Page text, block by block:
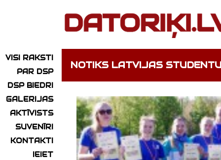
VISI RAKSTI
PAR DSP
DSP BIEDRI
GALERIJAS
AKTĪVISTS
SUVENĪRI
KONTAKTI
IEIET
NOTIKS LATVIJAS